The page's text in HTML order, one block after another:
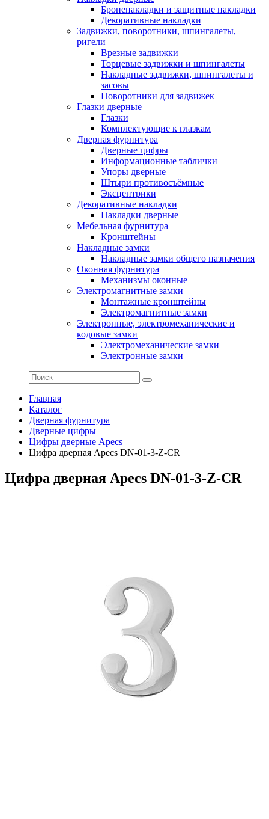
Броненакладки и защитные накладки
Декоративные накладки
Задвижки, поворотники, шпингалеты,
ригели
Врезные задвижки
Торцевые задвижки и шпингалеты
Накладные задвижки, шпингалеты и
засовы
Поворотники для задвижек
Глазки дверные
Глазки
Комплектующие к глазкам
Дверная фурнитура
Дверные цифры
Информационные таблички
Упоры дверные
Штыри противосъёмные
Эксцентрики
Декоративные накладки
Накладки дверные
Мебельная фурнитура
Кронштейны
Накладные замки
Накладные замки общего назначения
Оконная фурнитура
Механизмы оконные
Электромагнитные замки
Монтажные кронштейны
Электромагнитные замки
Электронные, электромеханические и
кодовые замки
Электромеханические замки
Электронные замки
Главная
Каталог
Дверная фурнитура
Дверные цифры
Цифры дверные Apecs
Цифра дверная Apecs DN-01-3-Z-CR
Цифра дверная Apecs DN-01-3-Z-CR